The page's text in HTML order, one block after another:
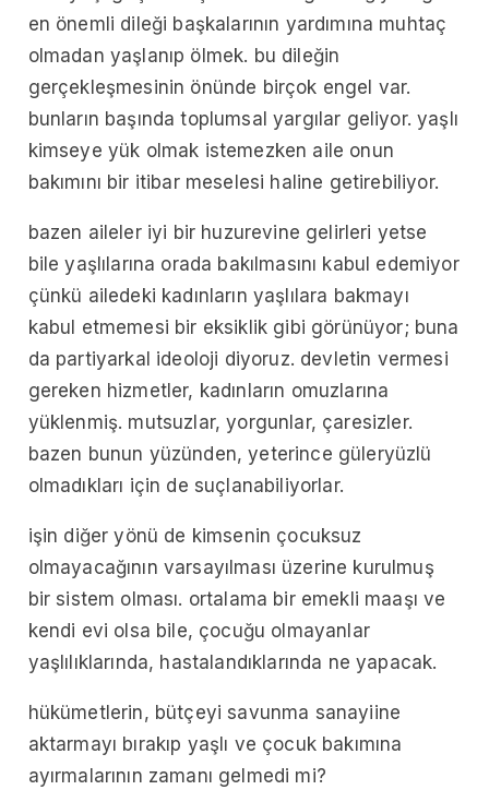
en önemli dileği başkalarının yardımına muhtaç
olmadan yaşlanıp ölmek. bu dileğin
gerçekleşmesinin önünde birçok engel var.
bunların başında toplumsal yargılar geliyor. yaşlı
kimseye yük olmak istemezken aile onun
bakımını bir itibar meselesi haline getirebiliyor.
bazen aileler iyi bir huzurevine gelirleri yetse
bile yaşlılarına orada bakılmasını kabul edemiyor
çünkü ailedeki kadınların yaşlılara bakmayı
kabul etmemesi bir eksiklik gibi görünüyor; buna
da partiyarkal ideoloji diyoruz. devletin vermesi
gereken hizmetler, kadınların omuzlarına
yüklenmiş. mutsuzlar, yorgunlar, çaresizler.
bazen bunun yüzünden, yeterince güleryüzlü
olmadıkları için de suçlanabiliyorlar.
işin diğer yönü de kimsenin çocuksuz
olmayacağının varsayılması üzerine kurulmuş
bir sistem olması. ortalama bir emekli maaşı ve
kendi evi olsa bile, çocuğu olmayanlar
yaşlılıklarında, hastalandıklarında ne yapacak.
hükümetlerin, bütçeyi savunma sanayiine
aktarmayı bırakıp yaşlı ve çocuk bakımına
ayırmalarının zamanı gelmedi mi?